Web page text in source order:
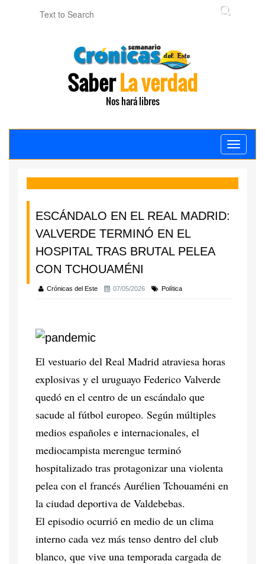
SaberLa verdad
Nos hará libres
Toggle
ESCÁNDALO EN EL REAL MADRID:
VALVERDE TERMINÓ EN EL
HOSPITAL TRAS BRUTAL PELEA
CON TCHOUAMÉNI
Crónicas del Este 07/05/2026 Política
El vestuario del Real Madrid atraviesa horas
explosivas y el uruguayo Federico Valverde
quedó en el centro de un escándalo que
sacude al fútbol europeo. Según múltiples
medios españoles e internacionales, el
mediocampista merengue terminó
hospitalizado tras protagonizar una violenta
pelea con el francés Aurélien Tchouaméni en
la ciudad deportiva de Valdebebas.
El episodio ocurrió en medio de un clima
interno cada vez más tenso dentro del club
blanco, que vive una temporada cargada de